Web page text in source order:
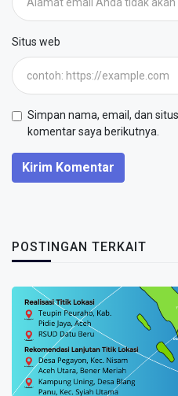
Situs web
Simpan nama, email, dan
komentar saya berikutnya.
Kirim Komentar
POSTINGAN TERKAIT